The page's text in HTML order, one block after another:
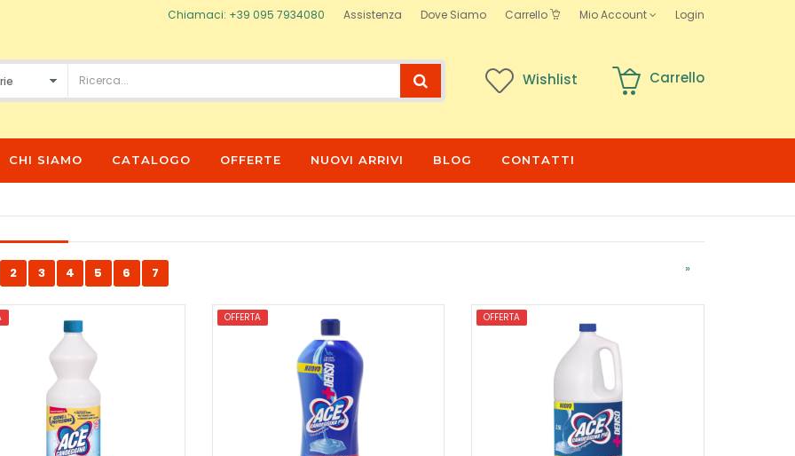
Chiamaci: +39 095 7934080 Assistenza Dove Siamo Carrello Mio Account Login
Wishlist Carrello
CHI SIAMO CATALOGO OFFERTE NUOVI ARRIVI BLOG CONTATTI
2 3 4 5 6 7 »
OFFERTA OFFERTA